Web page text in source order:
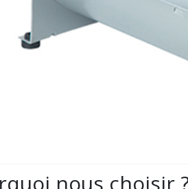
nous choisir